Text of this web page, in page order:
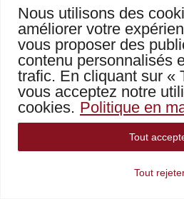
Nous utilisons des
améliorer votre
vous proposer des
contenu personnalisés
trafic. En cliquant sur «
vous acceptez notre
cookies. Politique en
Tout
Tout